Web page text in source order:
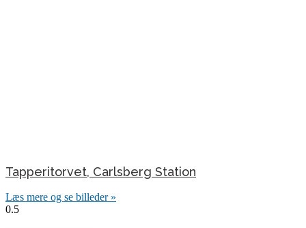
Tapperitorvet, Carlsberg Station
Læs mere og se billeder »